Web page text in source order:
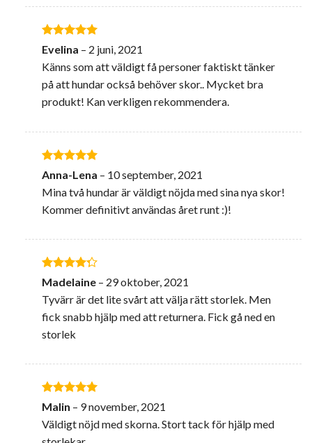
Betygsatt 5
av 5
Evelina – 2 juni, 2021
Känns som att väldigt få personer faktiskt tänker
på att hundar också behöver skor.. Mycket bra
produkt! Kan verkligen rekommendera.
Betygsatt5
av 5
Anna-Lena – 10 september, 2021
Mina två hundar är väldigt nöjda med sina nya skor!
Kommer definitivt användas året runt :)!
Betygsatt
4 av 5
Madelaine – 29 oktober, 2021
Tyvärr är det lite svårt att välja rätt storlek. Men
fick snabb hjälp med att returnera. Fick gå ned en
storlek
Betygsatt5
av 5
Malin – 9 november, 2021
Väldigt nöjd med skorna. Stort tack för hjälp med